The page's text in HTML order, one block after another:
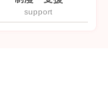
support